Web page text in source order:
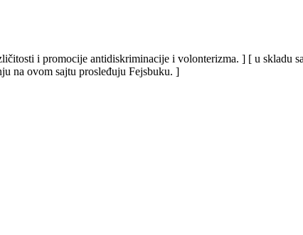
i promocije antidiskriminacije i volonterizma. ] [ u skladu
na ovom sajtu prosleđuju Fejsbuku. ]